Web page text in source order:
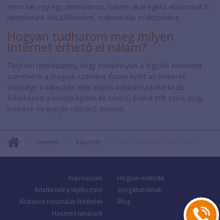
nemcsak egy-egy zeneszámot, hanem akár egész albumokat is
letölthetünk készülékeinkre, multimédiás eszközeinkre.
Hogyan tudhatom meg milyen
internet érhető el nálam?
Teljesen természetes, hogy mindannyian a legjobb internetet
szeretnénk a magunk számára. Éppen ezért az emberek
többsége a választás előtt alapos kutatómunkába kezd,
feltérképezi a lehetőségeket és hosszú órákat tölt azzal, hogy
kiderítse mi alapján célszerű dönteni.
Internet Kábelnet
Impresszum
Adatkezelési tájékoztató
Általános Használati feltételek
Hasznos tanácsok
Hogyan működik
Szolgáltatóknak
Blog